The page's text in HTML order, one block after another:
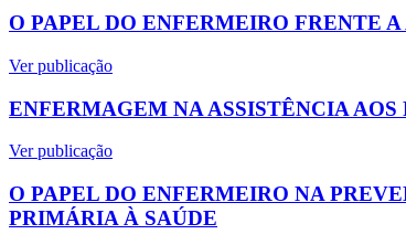
O PAPEL DO ENFERMEIRO FRENTE
Ver publicação
ENFERMAGEM NA ASSISTÊNCIA
Ver publicação
O PAPEL DO ENFERMEIRO NA
PRIMÁRIA À SAÚDE